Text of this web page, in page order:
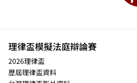
理律盃模擬法庭辯論賽
2026理律盃
歷屆理律盃資料